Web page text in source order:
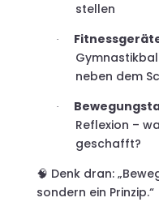
stellen
·
neben dem
·
Reflexion –
geschafft?
🧠 Denk dran:
sondern ein Prinzip.“